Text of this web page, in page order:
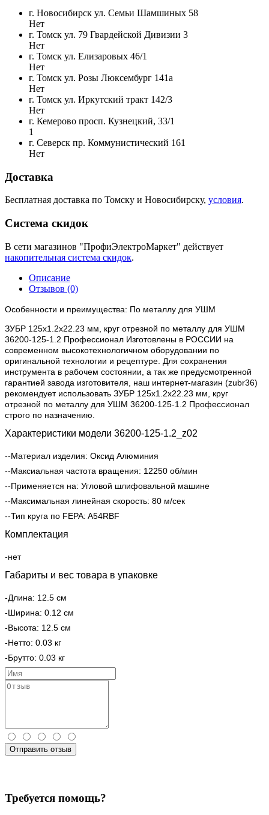
г. Новосибирск ул. Семьи Шамшиных 58
Нет
г. Томск ул. 79 Гвардейской Дивизии 3
Нет
г. Томск ул. Елизаровых 46/1
Нет
г. Томск ул. Розы Люксембург 141а
Нет
г. Томск ул. Иркутский тракт 142/3
Нет
г. Кемерово просп. Кузнецкий, 33/1
1
г. Северск пр. Коммунистический 161
Нет
Доставка
Бесплатная доставка по Томску и Новосибирску, условия.
Система скидок
В сети магазинов "ПрофиЭлектроМаркет" действует
накопительная система скидок.
Описание
Отзывов (0)
Особенности и преимущества: По металлу для УШМ
ЗУБР 125х1.2х22.23 мм, круг отрезной по металлу для УШМ
36200-125-1.2 Профессионал Изготовлены в РОССИИ на
современном высокотехнологичном оборудовании по
оригинальной технологии и рецептуре. Для сохранения
инструмента в рабочем состоянии, а так же предусмотренной
гарантией завода изготовителя, наш интернет-магазин (zubr36)
рекомендует использовать ЗУБР 125х1.2х22.23 мм, круг
отрезной по металлу для УШМ 36200-125-1.2 Профессионал
строго по назначению.
Характеристики модели 36200-125-1.2_z02
--Материал изделия: Оксид Алюминия
--Максиальная частота вращения: 12250 об/мин
--Применяется на: Угловой шлифовальной машине
--Максимальная линейная скорость: 80 м/сек
--Тип круга по FEPA: A54RBF
Комплектация
-нет
Габариты и вес товара в упаковке
-Длина: 12.5 см
-Ширина: 0.12 см
-Высота: 12.5 см
-Нетто: 0.03 кг
-Брутто: 0.03 кг
Отправить отзыв
Требуется помощь?